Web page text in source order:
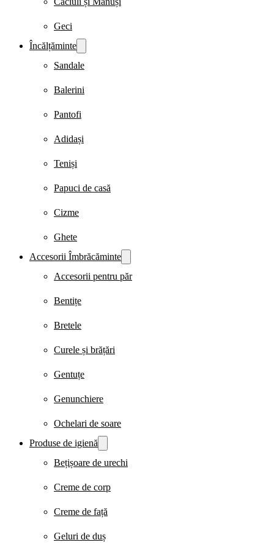
Geci
Încălțăminte
Sandale
Balerini
Pantofi
Adidași
Teniși
Papuci de casă
Cizme
Ghete
Accesorii Îmbrăcăminte
Accesorii pentru păr
Bentițe
Bretele
Curele și brățări
Gentuțe
Genunchiere
Ochelari de soare
Produse de igienă
Bețișoare de urechi
Creme de corp
Creme de față
Geluri de duș